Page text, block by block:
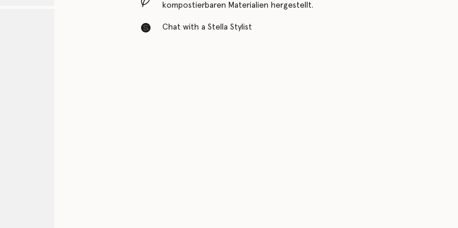
kompostierbaren Materialien hergestellt.
Chat with a Stella Stylist